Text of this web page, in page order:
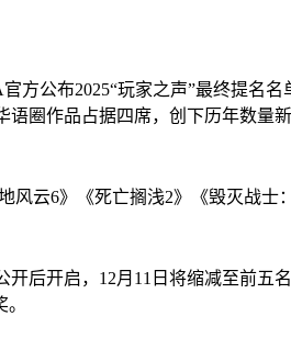
方公布2025“玩家之声”最终提名
语圈作品占据四席，创下历年数量新
风云6》《死亡搁浅2》《毁灭战士
开后开启，12月11日将缩减至前五